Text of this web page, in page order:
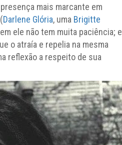
presença mais marcante em
Darlene Glória, uma Brigitte
ele não tem muita paciência; e
o atraía e repelia na mesma
reflexão a respeito de sua